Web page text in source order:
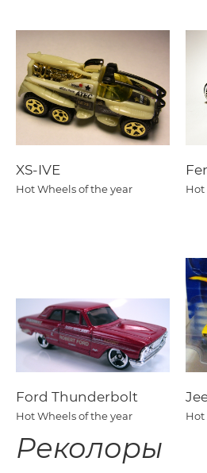
XS-IVE
Hot Wheels of the year Hot
Ford Thunderbolt
Hot Wheels of the year Hot
Реколоры